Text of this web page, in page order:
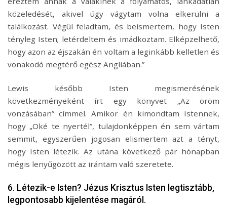
közeledését, akivel úgy vágytam volna elkerülni a
találkozást. Végül feladtam, és beismertem, hogy Isten
tényleg Isten; letérdeltem és imádkoztam. Elképzelhető,
hogy azon az éjszakán én voltam a leginkább kelletlen és
vonakodó megtérő egész Angliában.”
Lewis később Isten megismerésének
következményeként írt egy könyvet „Az öröm
vonzásában” címmel. Amikor én kimondtam Istennek,
hogy „Oké te nyertél”, tulajdonképpen én sem vártam
semmit, egyszerűen jogosan elismertem azt a tényt,
hogy Isten létezik. Az utána következő pár hónapban
mégis lenyűgözött az irántam való szeretete.
6. Létezik-e Isten? Jézus Krisztus Isten legtisztább,
legpontosabb kijelentése magáról.